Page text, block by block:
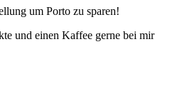
um Porto zu sparen!
und einen Kaffee gerne bei mir